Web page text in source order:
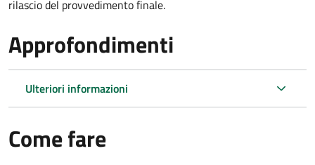
rilascio del provvedimento finale.
Approfondimenti
Ulteriori informazioni
Come fare